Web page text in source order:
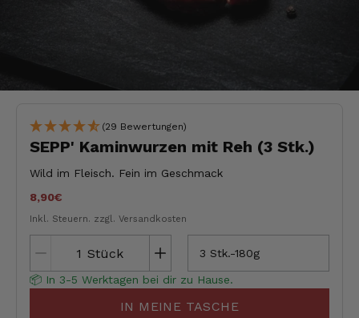
(29 Bewertungen)
SEPP' Kaminwurzen mit Reh (3 Stk.)
Wild im Fleisch. Fein im Geschmack
8,90€
Inkl. Steuern. zzgl. Versandkosten
Stück 3 Stk.-180g
📦 In 3-5 Werktagen bei dir zu Hause.
IN MEINE TASCHE